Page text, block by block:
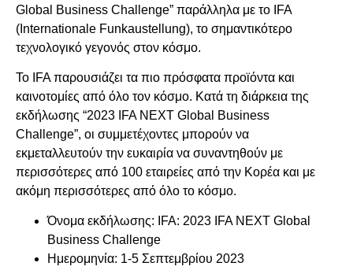
Global Business Challenge” παράλληλα με το IFA
(Internationale Funkaustellung), το σημαντικότερο
τεχνολογικό γεγονός στον κόσμο.
To IFA παρουσιάζει τα πιο πρόσφατα προϊόντα και
καινοτομίες από όλο τον κόσμο. Κατά τη διάρκεια της
εκδήλωσης “2023 IFA NEXT Global Business
Challenge”, οι συμμετέχοντες μπορούν να
εκμεταλλευτούν την ευκαιρία να συναντηθούν με
περισσότερες από 100 εταιρείες από την Κορέα και με
ακόμη περισσότερες από όλο το κόσμο.
Όνομα εκδήλωσης: IFA: 2023 IFA NEXT Global
Business Challenge
Ημερομηνία: 1-5 Σεπτεμβρίου 2023